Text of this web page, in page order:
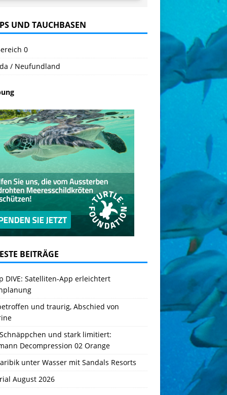
UND TAUCHBASEN
0
/ Neufundland
BEITRÄGE
DIVE: Satelliten-App erleichtert
und traurig, Abschied von
und stark limitiert:
Decompression 02 Orange
unter Wasser mit Sandals Resorts
August 2026